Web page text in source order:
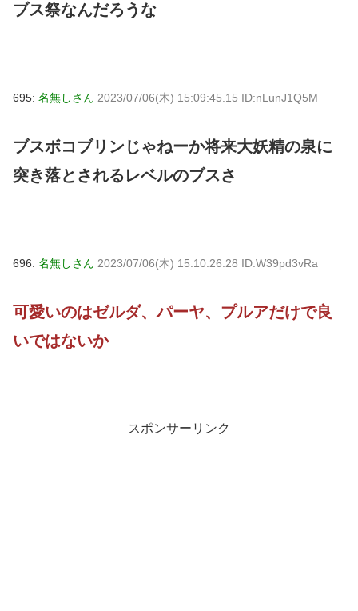
ブス祭なんだろうな
695: 名無しさん 2023/07/06(木) 15:09:45.15 ID:nLunJ1Q5M
ブスボコブリンじゃねーか将来大妖精の泉に
突き落とされるレベルのブスさ
696: 名無しさん 2023/07/06(木) 15:10:26.28 ID:W39pd3vRa
可愛いのはゼルダ、パーヤ、プルアだけで良
いではないか
スポンサーリンク